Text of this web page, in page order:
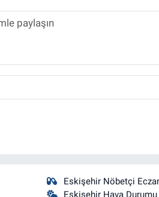
Eskişehir Nöbetçi
Eskişehir Hava Durumu